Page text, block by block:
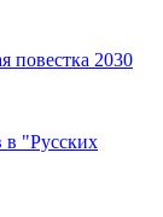
повестка 2030
в "Русских